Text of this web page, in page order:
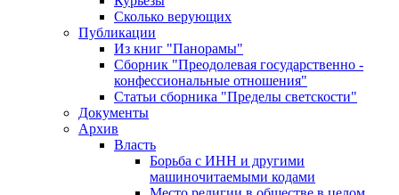
Сколько верующих
Публикации
Из книг "Панорамы"
Сборник "Преодолевая государственно -
конфессиональные отношения"
Статьи сборника "Пределы светскости"
Документы
Архив
Власть
Борьба с ИНН и другими
машиночитаемыми кодами